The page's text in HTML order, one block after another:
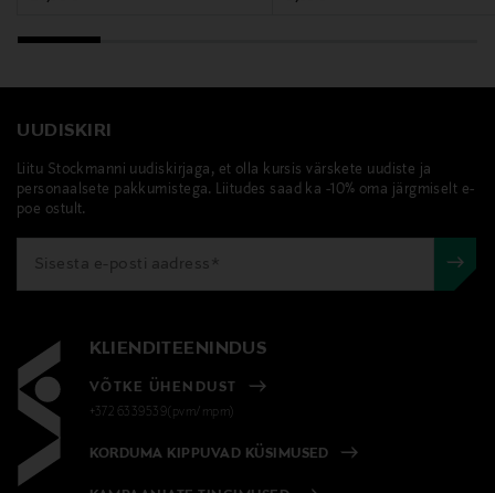
UUDISKIRI
Liitu Stockmanni uudiskirjaga, et olla kursis värskete uudiste ja
personaalsete pakkumistega. Liitudes saad ka -10% oma järgmiselt e-
poe ostult.
KLIENDITEENINDUS
VÕTKE ÜHENDUST
+372 6339539(pvm/mpm)
KORDUMA KIPPUVAD KÜSIMUSED